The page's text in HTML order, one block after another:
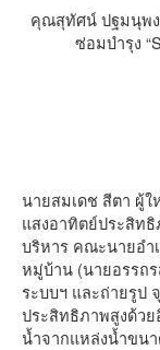
คุณสุทัศน์ ปฐมนุพ
ซ่อมบำรุง
นายสมเดช สีตา ผู้
แสงอาทิตย์ประสิท
บริหาร คณะนายอ
หมู่บ้าน (นายอรรถ
ระบบฯ และถ่ายรูป
ประสิทธิภาพสูงด้วย
น้ำจากแหล่งน้ำขน